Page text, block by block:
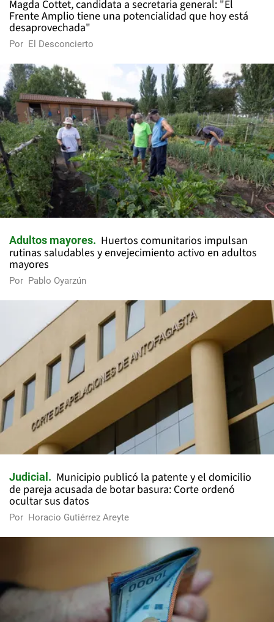
Magda Cottet, candidata a secretaria general: "El
Frente Amplio tiene una potencialidad que hoy está
desaprovechada"
Por El Desconcierto
Adultos mayores
Huertos comunitarios impulsan
rutinas saludables y envejecimiento activo en adultos
mayores
Por Pablo Oyarzún
Judicial
Municipio publicó la patente y el domicilio
de pareja acusada de botar basura: Corte ordenó
ocultar sus datos
Por Horacio Gutiérrez Areyte